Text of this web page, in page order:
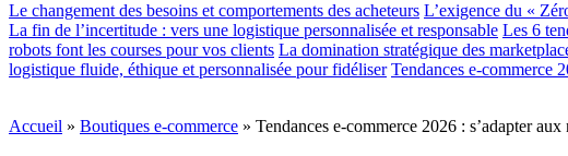
Le changement des besoins et comportements des acheteurs L’exigence du «
La fin de l’incertitude : vers une logistique personnalisée et responsable Les 6
robots font les courses pour vos clients La domination stratégique des
logistique fluide, éthique et personnalisée pour fidéliser Tendances e-commerce
Accueil » Boutiques e-commerce » Tendances e-commerce 2026 : s’adapter